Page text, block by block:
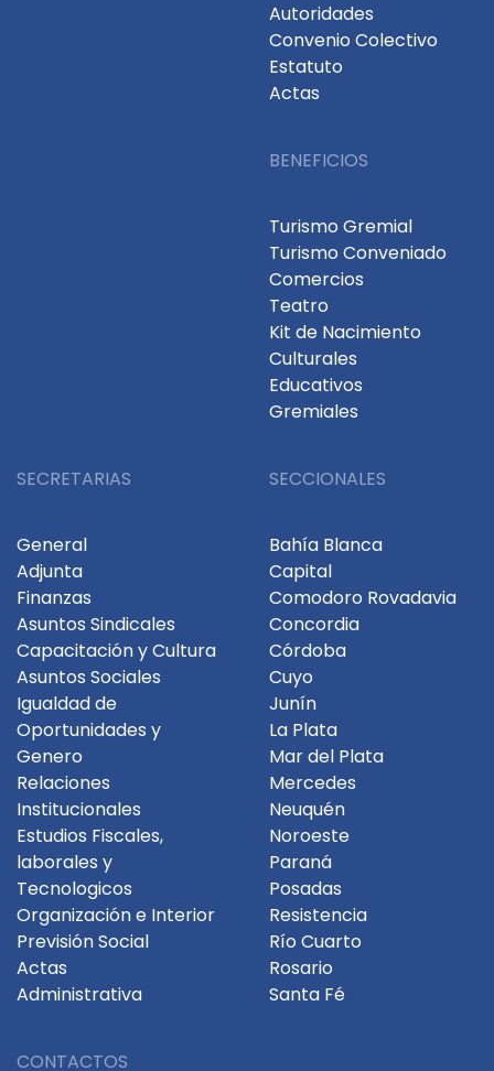
Autoridades
Convenio Colectivo
Estatuto
Actas
BENEFICIOS
Turismo Gremial
Turismo Conveniado
Comercios
Teatro
Kit de Nacimiento
Culturales
Educativos
Gremiales
SECRETARIAS
General
Adjunta
Finanzas
Asuntos Sindicales
Capacitación y Cultura
Asuntos Sociales
Igualdad de
Oportunidades y
Genero
Relaciones
Institucionales
Estudios Fiscales,
laborales y
Tecnologicos
Organización e Interior
Previsión Social
Actas
Administrativa
CONTACTOS
SECCIONALES
Bahía Blanca
Capital
Comodoro Rovadavia
Concordia
Córdoba
Cuyo
Junín
La Plata
Mar del Plata
Mercedes
Neuquén
Noroeste
Paraná
Posadas
Resistencia
Río Cuarto
Rosario
Santa Fé